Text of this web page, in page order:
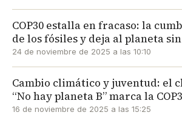
COP30 estalla en fracaso: la
de los fósiles y deja al planeta
24 de noviembre de 2025 a las 10:10
Cambio climático y juventud: el
“No hay planeta B” marca la
16 de noviembre de 2025 a las 15:25